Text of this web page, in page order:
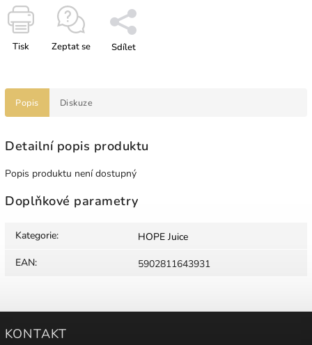
Tisk Zeptat se Sdílet
Popis Diskuze
Detailní popis produktu
Popis produktu není dostupný
Doplňkové parametry
Kategorie:
HOPE Juice
EAN: 5902811643931
KONTAKT